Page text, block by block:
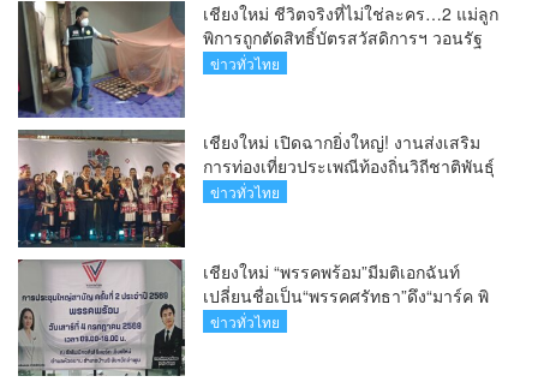
เชียงใหม่ ชีวิตจริงที่ไม่ใช่ละคร…2 แม่ลูก
พิการถูกตัดสิทธิ์บัตรสวัสดิการฯ วอนรัฐ
ทบทวนเกณฑ์ช่วยคนจน(คลิป)
ข่าวทั่วไทย
เชียงใหม่ เปิดฉากยิ่งใหญ่! งานส่งเสริม
การท่องเที่ยวประเพณีท้องถิ่นวิถีชาติพันธุ์
ล้านนา(คลิป)
ข่าวทั่วไทย
เชียงใหม่ “พรรคพร้อม”มีมติเอกฉันท์
เปลี่ยนชื่อเป็น“พรรคศรัทธา”ดึง“มาร์ค พิ
ตบูล”นำทัพกรรมการบริหารชุดใหม่(คลิป)
ข่าวทั่วไทย